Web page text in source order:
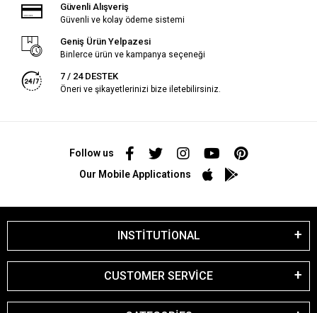
Güvenli Alışveriş
Güvenli ve kolay ödeme sistemi
Geniş Ürün Yelpazesi
Binlerce ürün ve kampanya seçeneği
7 / 24 DESTEK
Öneri ve şikayetlerinizi bize iletebilirsiniz.
Follow us
Our Mobile Applications
INSTİTUTİONAL
CUSTOMER SERVİCE